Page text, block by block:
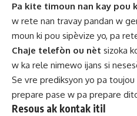
Pa kite timoun nan kay pou
w rete nan travay pandan w
moun ki pou sipèvize yo, pa
Chaje telefòn ou nèt sizoka
w ka rele nimewo ijans si
Se vre prediksyon yo pa
prepare pase w pa prepare
Resous ak kontak itil